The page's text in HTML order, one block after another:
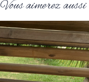
Vous aimerez aussi